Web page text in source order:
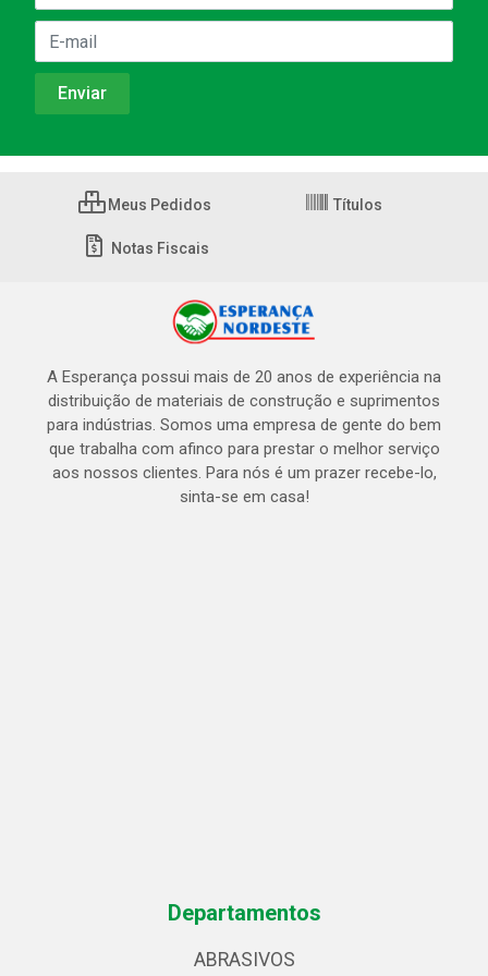
Meus Pedidos Títulos
Notas Fiscais
A Esperança possui mais de 20 anos de experiência na
distribuição de materiais de construção e suprimentos
para indústrias. Somos uma empresa de gente do bem
que trabalha com afinco para prestar o melhor serviço
aos nossos clientes. Para nós é um prazer recebe-lo,
sinta-se em casa!
Departamentos
ABRASIVOS